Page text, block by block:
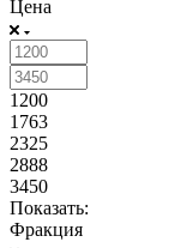
Цена
1200
1763
2325
2888
3450
Показать:
Фракция